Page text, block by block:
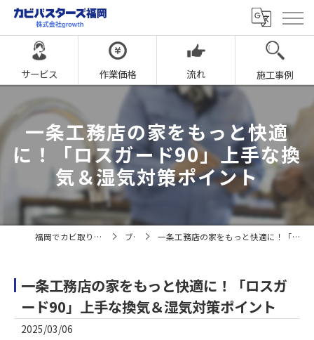
サービス 作業価格 流れ 施工事例
一条工務店の家をもっと快適
に！「ロスガード90」上手な換
気＆湿気対策ポイント
福岡でカビ取りならカビバスターズ福岡 ブログ 一条工務店の家をもっと快適に！「ロスガード90」上手な換気＆湿気対策ポイント
一条工務店の家をもっと快適に！「ロスガ
ード90」上手な換気＆湿気対策ポイント
2025/03/06